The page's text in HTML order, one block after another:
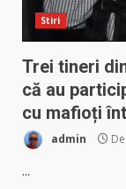
Stiri
Trei tineri
că au
cu mafioți
admin
...